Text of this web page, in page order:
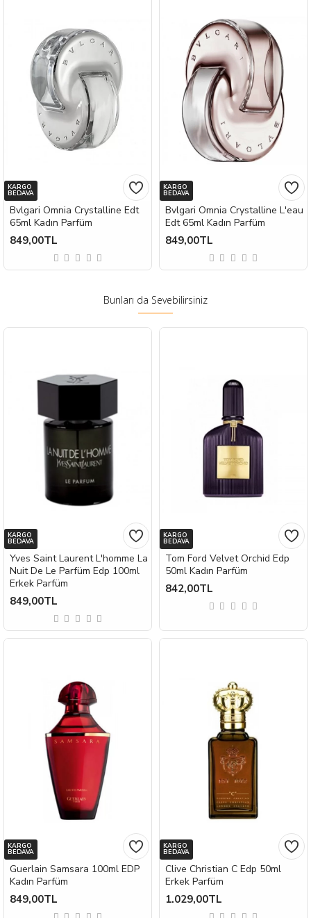
KARGO
BEDAVA
Bvlgari Omnia Crystalline Edt
65ml Kadın Parfüm
849,00TL
KARGO
BEDAVA
Bvlgari Omnia Crystalline L'eau
Edt 65ml Kadın Parfüm
849,00TL
Bunları da Sevebilirsiniz
KARGO
BEDAVA
Yves Saint Laurent L'homme La
Nuit De Le Parfüm Edp 100ml
Erkek Parfüm
849,00TL
KARGO
BEDAVA
Tom Ford Velvet Orchid Edp
50ml Kadın Parfüm
842,00TL
KARGO
BEDAVA
Guerlain Samsara 100ml EDP
Kadın Parfüm
849,00TL
KARGO
BEDAVA
Clive Christian C Edp 50ml
Erkek Parfüm
1.029,00TL